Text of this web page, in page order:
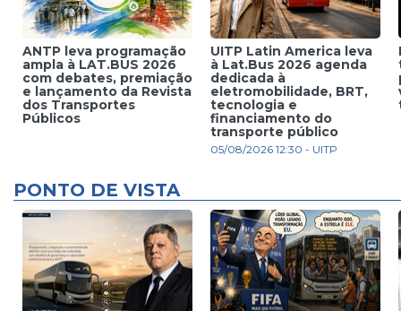
ANTP leva programação
ampla à LAT.BUS 2026
com debates, premiação
e lançamento da Revista
dos Transportes
Públicos
UITP Latin America leva
à Lat.Bus 2026 agenda
dedicada à
eletromobilidade, BRT,
tecnologia e
financiamento do
transporte público
05/08/2026 12:30 - UITP
PONTO DE VISTA